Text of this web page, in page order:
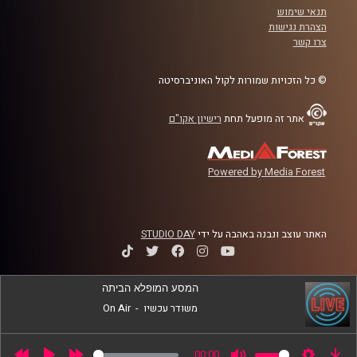
לשנה הקרובה
קרדיט תמונות:
תנאי שימוש
הצהרת נגישות
צרו קשר
© כל הזכויות שמורות לקול האוניברסיטה
אתר זה מופעל תחת רישיון אקו"ם
Powered by Media Forest
האתר עוצב ונבנה באהבה על ידיSTUDIO DAY
המסע המופלא הביתה
משודר עכשיו -
On Air